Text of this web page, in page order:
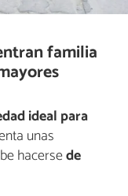
familia
ideal para
unas
hacersede